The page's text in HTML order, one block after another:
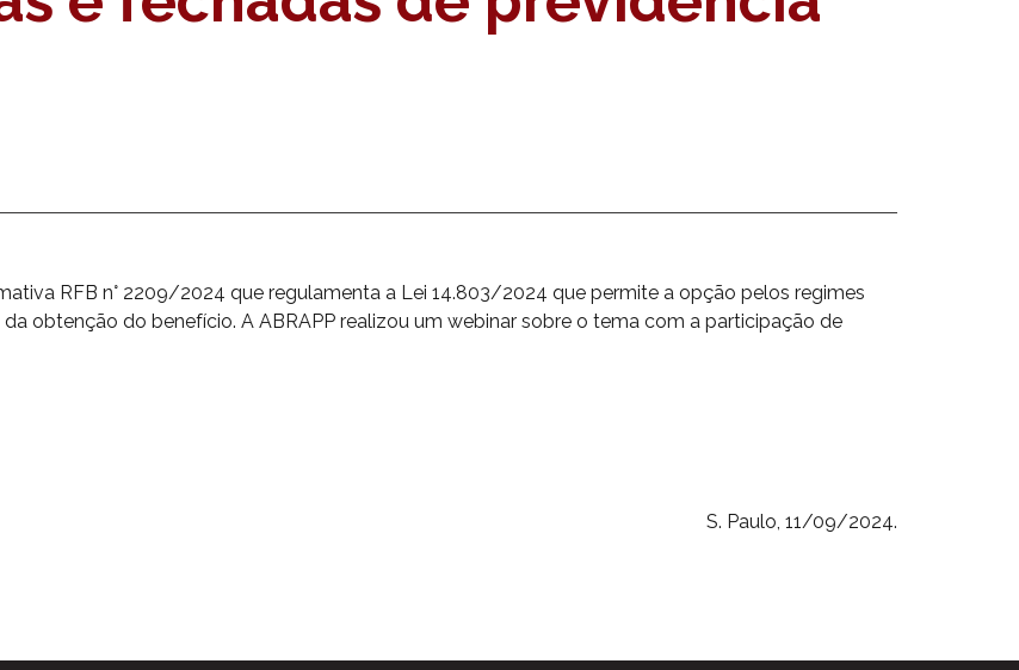
RFB n° 2209/2024 que regulamenta a Lei 14.803/2024 que permite a opção pelos regimes
obtenção do benefício. A ABRAPP realizou um webinar sobre o tema com a participação de
S. Paulo, 11/09/2024.